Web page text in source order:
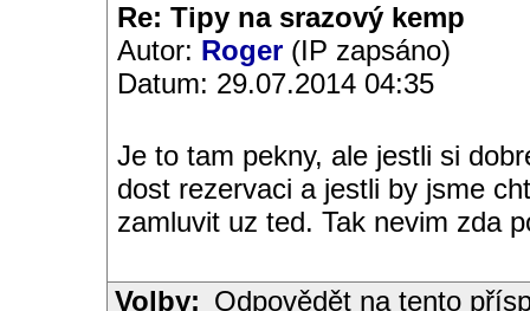
Re: Tipy na srazový kemp
Autor: Roger (IP zapsáno)
Datum: 29.07.2014 04:35
Je to tam pekny, ale jestli si
dost rezervaci a jestli by jsme
zamluvit uz ted. Tak nevim zda
Volby: Odpovědět na tento